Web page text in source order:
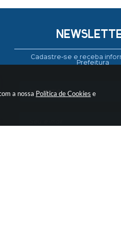
a nossa Política de Cookies e
Cadastre-se e receba
Prefeitura